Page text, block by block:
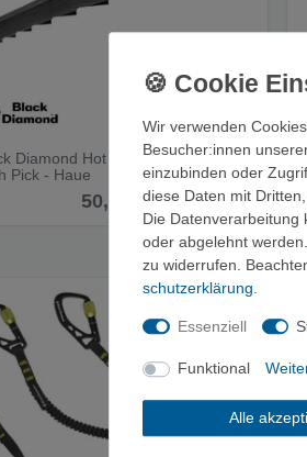
Diamond Hot Forged Mountain
Pick - Haue
50,00 €
Wir verwenden
Besucher:innen
einzubinden oder
diese Daten mit
Die Datenverarbeitung
oder abgelehnt
zu widerrufen.
schutz­erklärung
Essenziell
Funktional
Alle